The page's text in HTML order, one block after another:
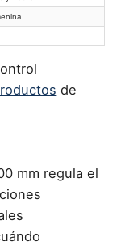
de
mm regula el